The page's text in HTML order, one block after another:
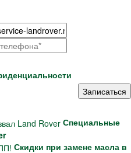
Специальные
Скидки при замене масла в